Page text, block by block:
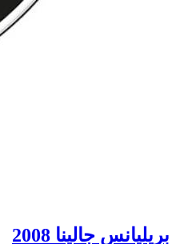
بريليانس جالينا 2008